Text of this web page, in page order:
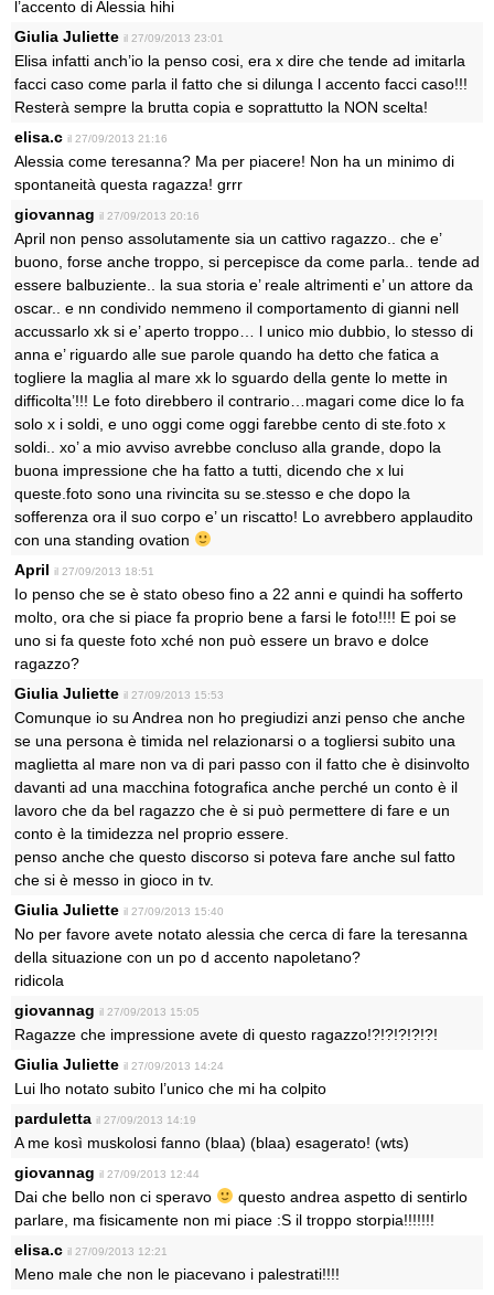
l’accento di Alessia hihi
Giulia Juliette il 27/09/2013 23:01
Elisa infatti anch’io la penso cosi, era x dire che tende ad imitarla
facci caso come parla il fatto che si dilunga l accento facci caso!!!
Resterà sempre la brutta copia e soprattutto la NON scelta!
elisa.c il 27/09/2013 21:16
Alessia come teresanna? Ma per piacere! Non ha un minimo di
spontaneità questa ragazza! grrr
giovannag il 27/09/2013 20:16
April non penso assolutamente sia un cattivo ragazzo.. che e’
buono, forse anche troppo, si percepisce da come parla.. tende ad
essere balbuziente.. la sua storia e’ reale altrimenti e’ un attore da
oscar.. e nn condivido nemmeno il comportamento di gianni nell
accussarlo xk si e’ aperto troppo… l unico mio dubbio, lo stesso di
anna e’ riguardo alle sue parole quando ha detto che fatica a
togliere la maglia al mare xk lo sguardo della gente lo mette in
difficolta’!!! Le foto direbbero il contrario…magari come dice lo fa
solo x i soldi, e uno oggi come oggi farebbe cento di ste.foto x
soldi.. xo’ a mio avviso avrebbe concluso alla grande, dopo la
buona impressione che ha fatto a tutti, dicendo che x lui
queste.foto sono una rivincita su se.stesso e che dopo la
sofferenza ora il suo corpo e’ un riscatto! Lo avrebbero applaudito
con una standing ovation
April il 27/09/2013 18:51
Io penso che se è stato obeso fino a 22 anni e quindi ha sofferto
molto, ora che si piace fa proprio bene a farsi le foto!!!! E poi se
uno si fa queste foto xché non può essere un bravo e dolce
ragazzo?
Giulia Juliette il 27/09/2013 15:53
Comunque io su Andrea non ho pregiudizi anzi penso che anche
se una persona è timida nel relazionarsi o a togliersi subito una
maglietta al mare non va di pari passo con il fatto che è disinvolto
davanti ad una macchina fotografica anche perché un conto è il
lavoro che da bel ragazzo che è si può permettere di fare e un
conto è la timidezza nel proprio essere.
penso anche che questo discorso si poteva fare anche sul fatto
che si è messo in gioco in tv.
Giulia Juliette il 27/09/2013 15:40
No per favore avete notato alessia che cerca di fare la teresanna
della situazione con un po d accento napoletano?
ridicola
giovannag il 27/09/2013 15:05
Ragazze che impressione avete di questo ragazzo!?!?!?!?!?!
Giulia Juliette il 27/09/2013 14:24
Lui lho notato subito l’unico che mi ha colpito
parduletta il 27/09/2013 14:19
A me kosì muskolosi fanno (blaa) (blaa) esagerato! (wts)
giovannag il 27/09/2013 12:44
Dai che bello non ci speravo
questo andrea aspetto di sentirlo
parlare, ma fisicamente non mi piace :S il troppo storpia!!!!!!!
elisa.c il 27/09/2013 12:21
Meno male che non le piacevano i palestrati!!!!